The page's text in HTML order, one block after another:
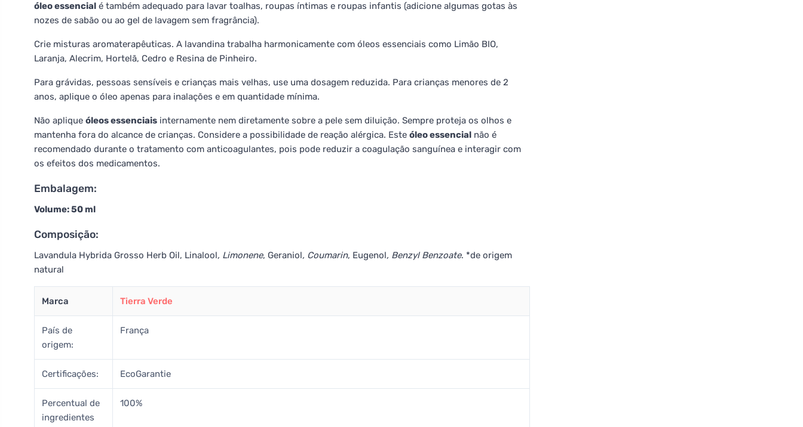
óleo essencial é também adequado para lavar toalhas, roupas íntimas e roupas infantis (adicione algumas gotas às
nozes de sabão ou ao gel de lavagem sem fragrância).
Crie misturas aromaterapêuticas. A lavandina trabalha harmonicamente com óleos essenciais como Limão BIO,
Laranja, Alecrim, Hortelã, Cedro e Resina de Pinheiro.
Para grávidas, pessoas sensíveis e crianças mais velhas, use uma dosagem reduzida. Para crianças menores de 2
anos, aplique o óleo apenas para inalações e em quantidade mínima.
Não aplique óleos essenciais internamente nem diretamente sobre a pele sem diluição. Sempre proteja os olhos e
mantenha fora do alcance de crianças. Considere a possibilidade de reação alérgica. Este óleo essencial não é
recomendado durante o tratamento com anticoagulantes, pois pode reduzir a coagulação sanguínea e interagir com
os efeitos dos medicamentos.
Embalagem:
Volume: 50 ml
Composição:
Lavandula Hybrida Grosso Herb Oil, Linalool, Limonene, Geraniol, Coumarin, Eugenol, Benzyl Benzoate. *de origem
natural
Marca Tierra Verde
País de
origem:
França
Certificações: EcoGarantie
Percentual de
ingredientes
100%